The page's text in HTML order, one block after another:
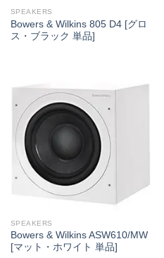
SPEAKERS
Bowers & Wilkins 805 D4 [グロ
ス・ブラック 単品]
SPEAKERS
Bowers & Wilkins ASW610/MW
[マット・ホワイト 単品]